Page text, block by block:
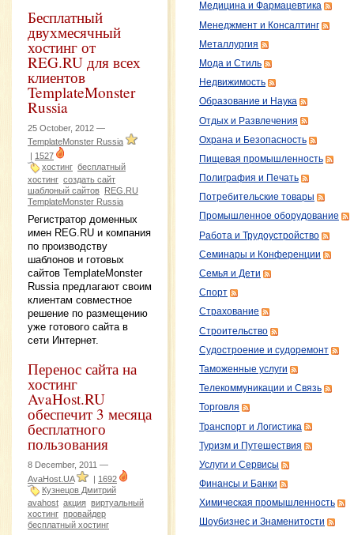
Бесплатный
двухмесячный
хостинг от
REG.RU для всех
клиентов
TemplateMonster
Russia
25 October, 2012 —
TemplateMonster Russia
| 1527
хостинг бесплатный
хостинг создать сайт
шаблоный сайтов REG.RU
TemplateMonster Russia
Регистратор доменных
имен REG.RU и компания
по производству
шаблонов и готовых
сайтов TemplateMonster
Russia предлагают своим
клиентам совместное
решение по размещению
уже готового сайта в
сети Интернет.
Перенос сайта на
хостинг
AvaHost.RU
обеспечит 3 месяца
бесплатного
пользования
8 December, 2011 —
AvaHost.UA
1692
Кузнецов Дмитрий
avahost акция виртуальный
хостинг провайдер
бесплатный хостинг
Медицина и Фармацевтика
Менеджмент и Консалтинг
Металлургия
Мода и Стиль
Недвижимость
Образование и Наука
Отдых и Развлечения
Охрана и Безопасность
Пищевая промышленность
Полиграфия и Печать
Потребительские товары
Промышленное оборудование
Работа и Трудоустройство
Семинары и Конференции
Семья и Дети
Спорт
Страхование
Строительство
Судостроение и судоремонт
Таможенные услуги
Телекоммуникации и Связь
Торговля
Транспорт и Логистика
Туризм и Путешествия
Услуги и Сервисы
Финансы и Банки
Химическая промышленность
Шоубизнес и Знаменитости